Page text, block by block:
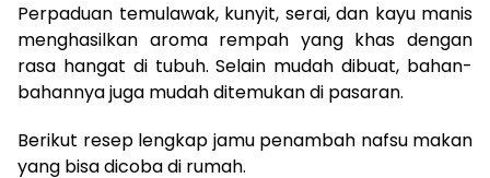
Perpaduan temulawak, kunyit, serai, dan kayu manis
menghasilkan aroma rempah yang khas dengan
rasa hangat di tubuh. Selain mudah dibuat, bahan-
bahannya juga mudah ditemukan di pasaran.
Berikut resep lengkap jamu penambah nafsu makan
yang bisa dicoba di rumah.